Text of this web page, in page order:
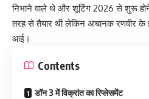
निभाने वाले थे और शूटिंग 2026 से शुरू होने
तरह से तैयार थी लेकिन अचानक रणवीर
आई।
Contents
डॉन 3 में विक्रांत का रिप्लेसमेंट